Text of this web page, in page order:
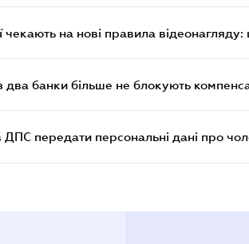
чекають на нові правила відеонагляду:
банки більше не блокують
ДПС передати персональні дані про